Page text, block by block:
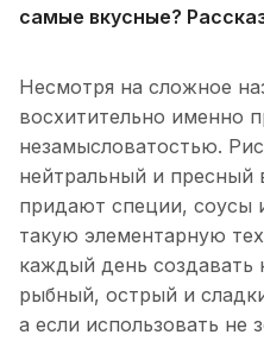
самые вкусные?
Несмотря на сложное
восхитительно именно
незамысловатостью.
нейтральный и пресный
придают специи, соусы
такую элементарную
каждый день создавать
рыбный, острый и
а если использовать не